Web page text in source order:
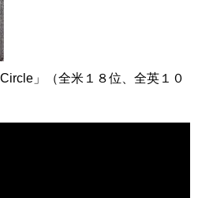
」（全米１８位、全英１０